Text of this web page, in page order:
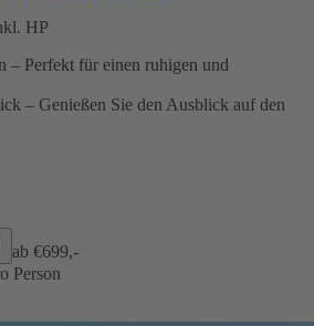
HP
– Perfekt für einen ruhigen und
– Genießen Sie den Ausblick auf den
ab €699,-
Person